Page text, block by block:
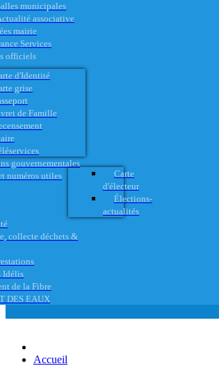
municipales
associative
mairie
Services
officiels
d'Identité
grise
de Famille
gouvernementales
numéros utiles
Carte
d'électeur
Élections-
actualités
collecte déchets &
Idélis
de la Fibre
DES EAUX
Accueil